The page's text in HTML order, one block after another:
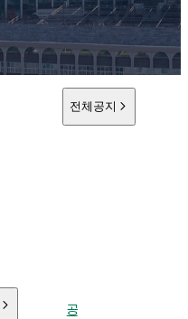
공
전체공지